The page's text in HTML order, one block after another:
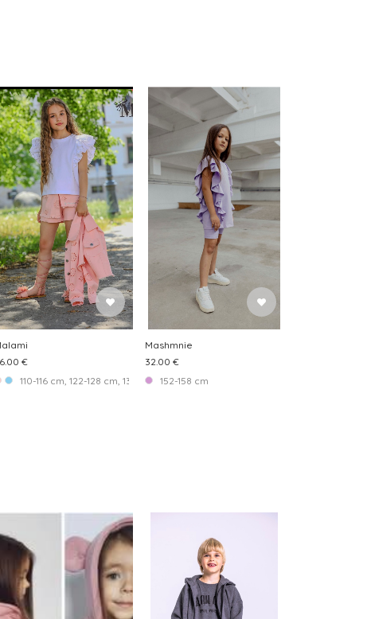
cm
€
110-116 cm, 122-128 cm, 134-140 cm, 146-152 cm
Mashmnie
32.00 €
152-158 cm